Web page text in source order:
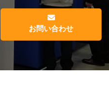
お問い合わせ